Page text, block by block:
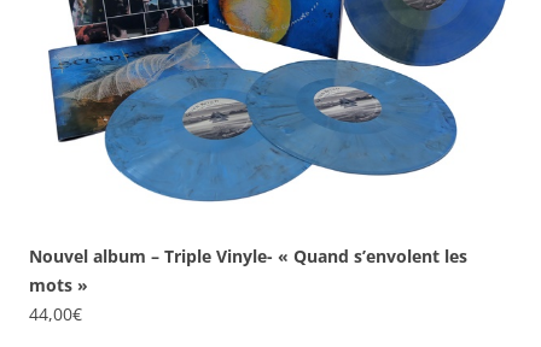
Nouvel album – Triple Vinyle- « Quand s’envolent les
mots »
44,00€